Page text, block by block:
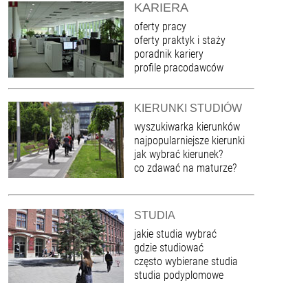
KARIERA
oferty pracy
oferty praktyk i staży
poradnik kariery
profile pracodawców
KIERUNKI STUDIÓW
wyszukiwarka kierunków
najpopularniejsze kierunki
jak wybrać kierunek?
co zdawać na maturze?
STUDIA
jakie studia wybrać
gdzie studiować
często wybierane studia
studia podyplomowe